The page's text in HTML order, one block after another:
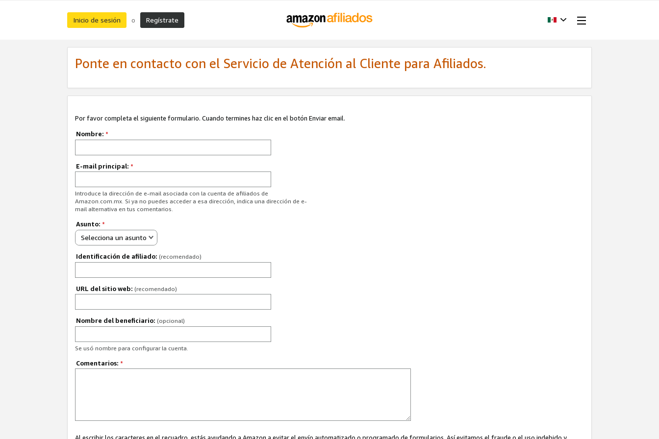
Inicio de sesión o Regístrate
Ponte en contacto con el Servicio de Atención al Cliente para Afiliados.
Por favor completa el siguiente formulario. Cuando termines haz clic en el botón Enviar email.
Nombre: *
E-mail principal: *
Introduce la dirección de e-mail asociada con la cuenta de afiliados de
Amazon.com.mx. Si ya no puedes acceder a esa dirección, indica una dirección de e-
mail alternativa en tus comentarios.
Asunto: *
Selecciona un asunto
Identificación de afiliado: (recomendado)
URL del sitio web: (recomendado)
Nombre del beneficiario: (opcional)
Se usó nombre para configurar la cuenta.
Comentarios: *